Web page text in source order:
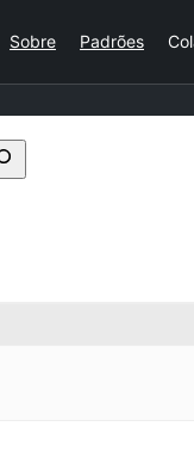
Sobre Padrões
Pesquisar